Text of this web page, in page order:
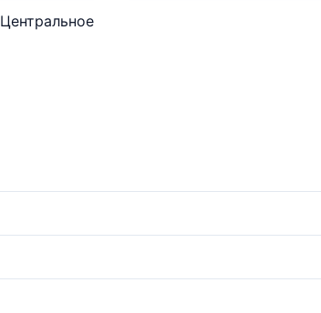
Центральное